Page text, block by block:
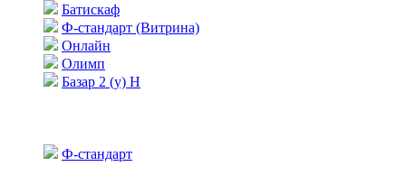
Батискаф
Ф-стандарт (Витрина)
Онлайн
Олимп
Базар 2 (у) Н
Ф-стандарт